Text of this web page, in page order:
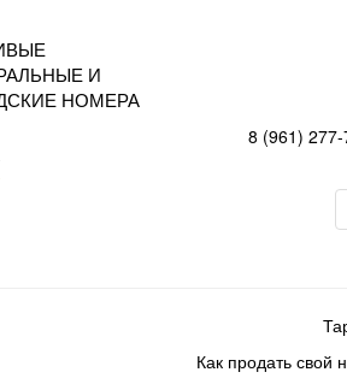
И
НОМЕРА
8 (961)
Как продать свой